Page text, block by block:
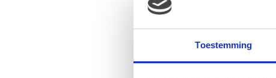
Toestemming
Kenmerken van